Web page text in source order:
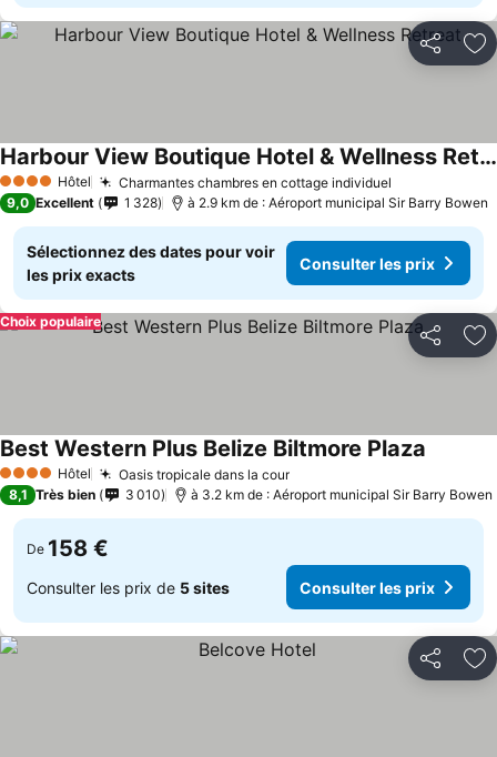
Partager
4 Étoiles Hôtel Charmantes chambres en cottage individuel
Harbour View Boutique Hotel & Wellness Retreat
9,0 Excellent 1 328 à 2.9 km de : Aéroport municipal Sir Barry Bowen
Sélectionnez des dates pour voir
les prix exacts
Consulter les prix
Partager
Choix populaire
4 Étoiles Hôtel Oasis tropicale dans la cour
Best Western Plus Belize Biltmore Plaza
8,1 Très bien 3 010 à 3.2 km de : Aéroport municipal Sir Barry Bowen
De 158 €
Consulter les prix de 5 sites Consulter les prix
Partager